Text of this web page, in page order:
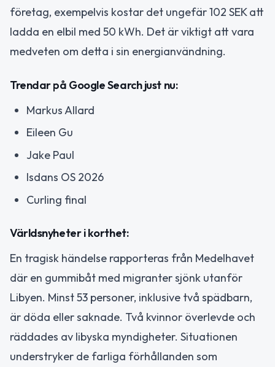
företag, exempelvis kostar det ungefär 102 SEK att
ladda en elbil med 50 kWh. Det är viktigt att vara
medveten om detta i sin energianvändning.
Trendar på Google Search just nu:
Markus Allard
Eileen Gu
Jake Paul
Isdans OS 2026
Curling final
Världsnyheter i korthet:
En tragisk händelse rapporteras från Medelhavet
där en gummibåt med migranter sjönk utanför
Libyen. Minst 53 personer, inklusive två spädbarn,
är döda eller saknade. Två kvinnor överlevde och
räddades av libyska myndigheter. Situationen
understryker de farliga förhållanden som